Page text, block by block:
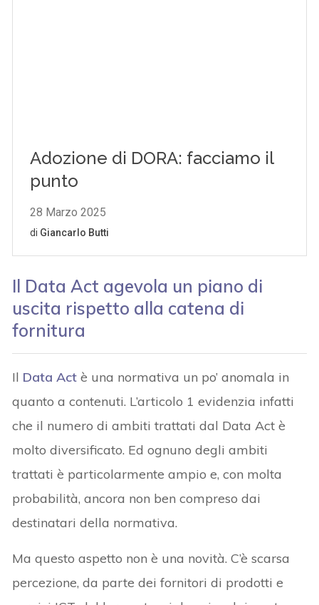
Il Data Act agevola un piano di
uscita rispetto alla catena di
fornitura
Il Data Act è una normativa un po’ anomala in
quanto a contenuti. L’articolo 1 evidenzia infatti
che il numero di ambiti trattati dal Data Act è
molto diversificato. Ed ognuno degli ambiti
trattati è particolarmente ampio e, con molta
probabilità, ancora non ben compreso dai
destinatari della normativa.
Ma questo aspetto non è una novità. C’è scarsa
percezione, da parte dei fornitori di prodotti e